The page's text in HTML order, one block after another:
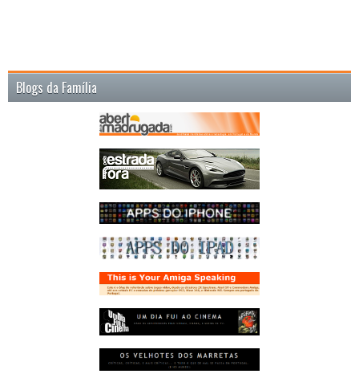
Blogs da Família